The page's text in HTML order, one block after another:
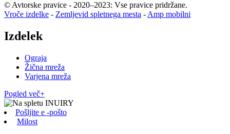
© Avtorske pravice - 2020–2023: Vse pravice pridržane.
Vroče izdelke - Zemljevid spletnega mesta -Amp mobilni
Izdelek
Ograja
Žična mreža
Varjena mreža
Pogled več+
Pošljite e -pošto
Milost